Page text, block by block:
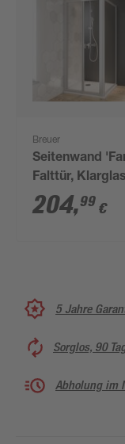
Breuer
Seitenwand
Falttür,
vollgerahmt,
204,99 €
5 Jahre
Sorglos, 90
Abholung im